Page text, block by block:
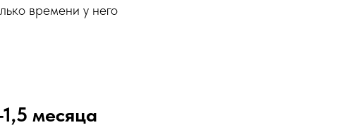
времени у него
месяца